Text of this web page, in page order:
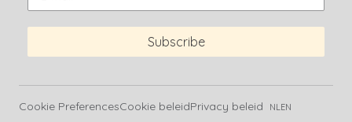
Subscribe
Cookie PreferencesCookie beleidPrivacy beleid NL EN